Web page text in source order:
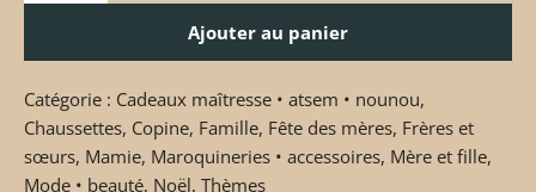
Ajouter au panier
Catégorie : Cadeaux maîtresse • atsem • nounou,
Chaussettes, Copine, Famille, Fête des mères, Frères et
sœurs, Mamie, Maroquineries • accessoires, Mère et fille,
Mode • beauté, Noël, Thèmes